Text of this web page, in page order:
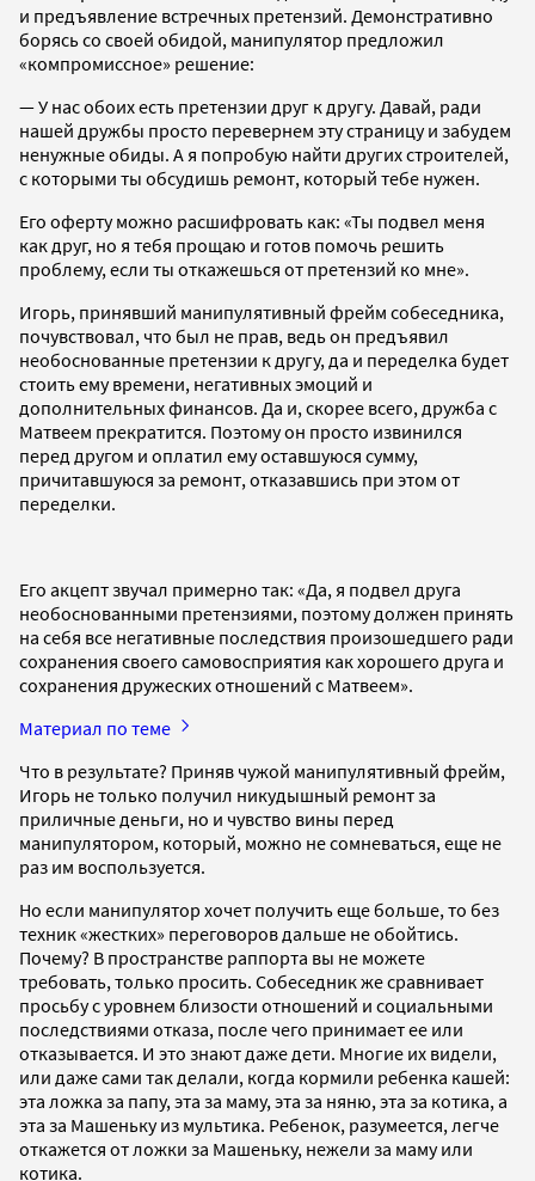
и предъявление встречных претензий. Демонстративно
борясь со своей обидой, манипулятор предложил
«компромиссное» решение:
— У нас обоих есть претензии друг к другу. Давай, ради
нашей дружбы просто перевернем эту страницу и забудем
ненужные обиды. А я попробую найти других строителей,
с которыми ты обсудишь ремонт, который тебе нужен.
Его оферту можно расшифровать как: «Ты подвел меня
как друг, но я тебя прощаю и готов помочь решить
проблему, если ты откажешься от претензий ко мне».
Игорь, принявший манипулятивный фрейм собеседника,
почувствовал, что был не прав, ведь он предъявил
необоснованные претензии к другу, да и переделка будет
стоить ему времени, негативных эмоций и
дополнительных финансов. Да и, скорее всего, дружба с
Матвеем прекратится. Поэтому он просто извинился
перед другом и оплатил ему оставшуюся сумму,
причитавшуюся за ремонт, отказавшись при этом от
переделки.
Его акцепт звучал примерно так: «Да, я подвел друга
необоснованными претензиями, поэтому должен принять
на себя все негативные последствия произошедшего ради
сохранения своего самовосприятия как хорошего друга и
сохранения дружеских отношений с Матвеем».
Материал по теме
Что в результате? Приняв чужой манипулятивный фрейм,
Игорь не только получил никудышный ремонт за
приличные деньги, но и чувство вины перед
манипулятором, который, можно не сомневаться, еще не
раз им воспользуется.
Но если манипулятор хочет получить еще больше, то без
техник «жестких» переговоров дальше не обойтись.
Почему? В пространстве раппорта вы не можете
требовать, только просить. Собеседник же сравнивает
просьбу с уровнем близости отношений и социальными
последствиями отказа, после чего принимает ее или
отказывается. И это знают даже дети. Многие их видели,
или даже сами так делали, когда кормили ребенка кашей:
эта ложка за папу, эта за маму, эта за няню, эта за котика, а
эта за Машеньку из мультика. Ребенок, разумеется, легче
откажется от ложки за Машеньку, нежели за маму или
котика.